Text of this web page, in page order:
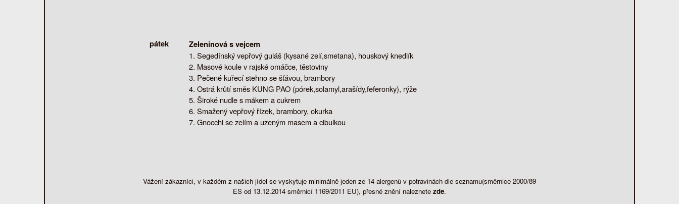
pátek
Zeleninová s vejcem
Segedínský vepřový guláš (kysané zelí,smetana), houskový knedlík
Masové koule v rajské omáčce, těstoviny
Pečené kuřecí stehno se šťávou, brambory
Ostrá krůtí směs KUNG PAO (pórek,solamyl,arašídy,feferonky), rýže
Široké nudle s mákem a cukrem
Smažený vepřový řízek, brambory, okurka
Gnocchi se zelím a uzeným masem a cibulkou
Vážení zákazníci, v každém z našich jídel se vyskytuje minimálně jeden ze 14 alergenů v potravinách dle seznamu(směrnice 2000/89
ES od 13.12.2014 směrnicí 1169/2011 EU), přesné znění naleznete zde.